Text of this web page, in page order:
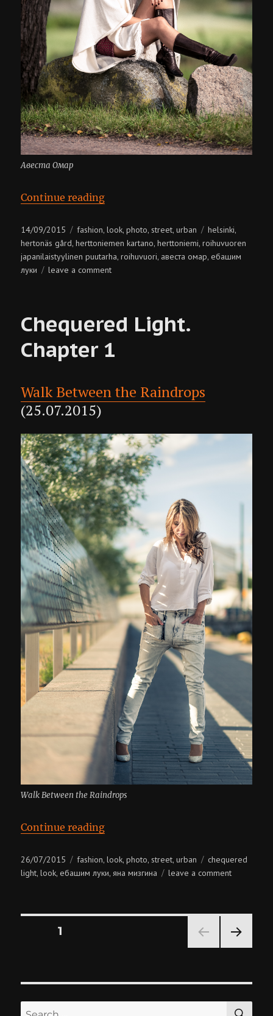
Авеста Омар
Continue reading“Авеста Омар”
Posted
on
14/09/2015 Categories
fashion,look,photo, street,urban Tags
helsinki,
hertonäs gård,herttoniemen kartano,herttoniemi,roihuvuoren
japanilaistyylinen puutarha,roihuvuori, авеста омар,ебашим
луки
leave a commenton
Chequered Light.
Chapter 1
Walk Between the Raindrops
(25.07.2015)
Walk Between the Raindrops
Continue reading“Chequered Light. Chapter 1”
Posted
on
26/07/2015 Categories
fashion,look,photo, street,urban Tags
chequered
light,look,ебашим луки, яна мизгина leave a commenton
chapter
1
Posts
PAGE1
Search